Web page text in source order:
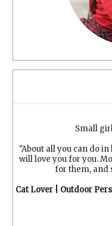
Small
"About all you can do
will love you for you.
for them, and
Cat Lover | Outdoor